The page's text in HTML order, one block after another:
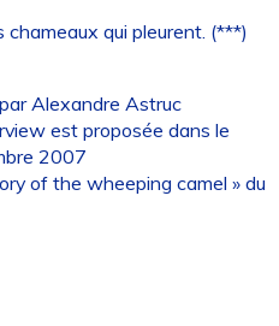
chameaux qui pleurent. (***)
Alexandre Astruc
est proposée dans le
2007
of the wheeping camel » du